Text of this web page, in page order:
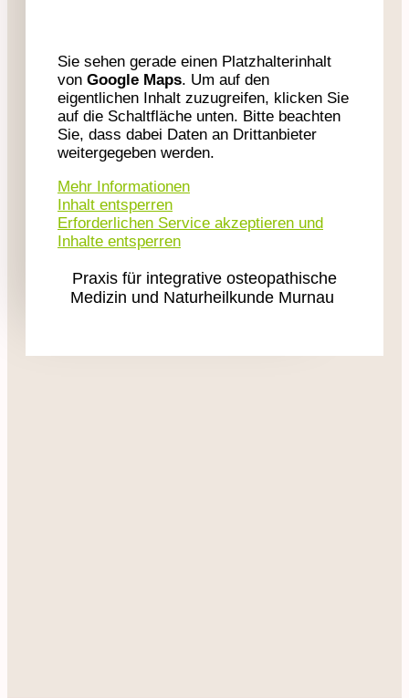
Sie sehen gerade einen Platzhalterinhalt
von Google Maps. Um auf den
eigentlichen Inhalt zuzugreifen, klicken Sie
auf die Schaltfläche unten. Bitte beachten
Sie, dass dabei Daten an Drittanbieter
weitergegeben werden.
Mehr Informationen
Inhalt entsperren
Erforderlichen Service akzeptieren und
Inhalte entsperren
Praxis für integrative osteopathische
Medizin und Naturheilkunde Murnau